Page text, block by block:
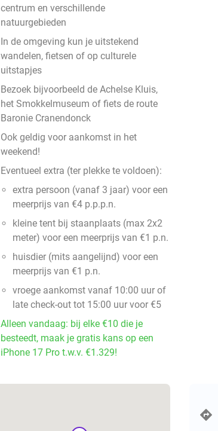
centrum en verschillende
natuurgebieden
In de omgeving kun je uitstekend
wandelen, fietsen of op culturele
uitstapjes
Bezoek bijvoorbeeld de Achelse Kluis,
het Smokkelmuseum of fiets de route
Baronie Cranendonck
Ook geldig voor aankomst in het
weekend!
Eventueel extra (ter plekke te voldoen):
extra persoon (vanaf 3 jaar) voor een
meerprijs van €4 p.p.p.n.
kleine tent bij staanplaats (max 2x2
meter) voor een meerprijs van €1 p.n.
huisdier (mits aangelijnd) voor een
meerprijs van €1 p.n.
vroege aankomst vanaf 10:00 uur of
late check-out tot 15:00 uur voor €5
Alleen vandaag: bij elke €10 die je
besteedt, maak je gratis kans op een
iPhone 17 Pro t.w.v. €1.329!